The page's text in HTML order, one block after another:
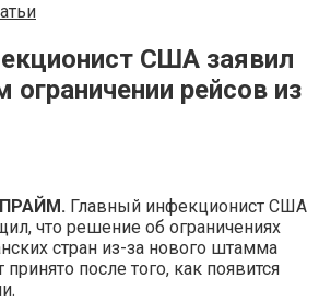
США заявил
рейсов из
Главный инфекционист США
что решение об ограничениях
стран из-за нового штамма
после того, как появится